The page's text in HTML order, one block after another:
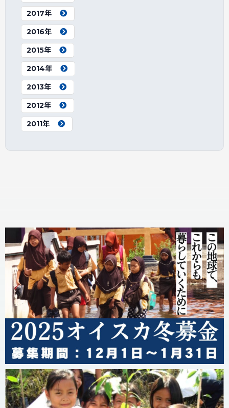
2017年
2016年
2015年
2014年
2013年
2012年
2011年